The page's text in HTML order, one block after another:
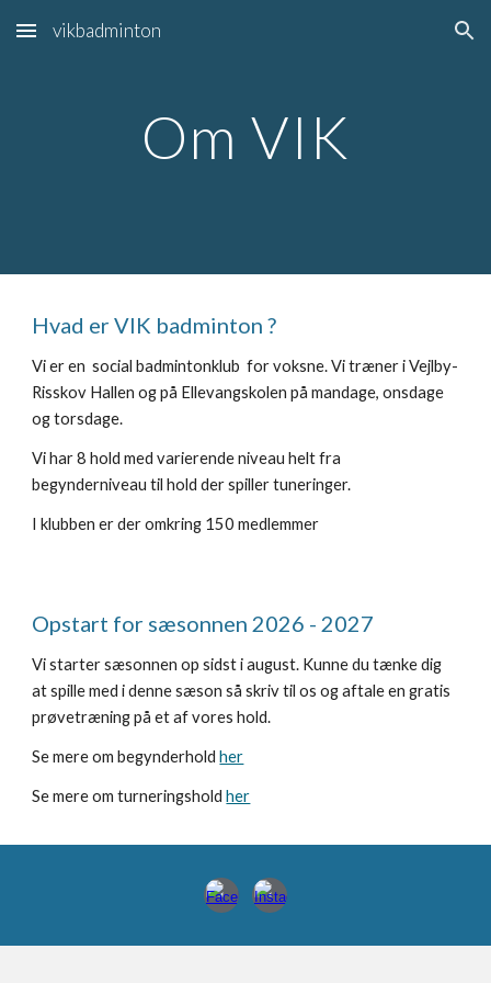
Skip to main content Skip to navigation
vikbadminton
Om VIK
Hvad er VIK badminton ?
Vi er en social badmintonklub for voksne. Vi træner i Vejlby-
Risskov Hallen og på Ellevangskolen på mandage, onsdage
og torsdage.
Vi har 8 hold med varierende niveau helt fra
begynderniveau til hold der spiller tuneringer.
I klubben er der omkring 150 medlemmer
Opstart for sæsonnen 2026 - 2027
Vi starter sæsonnen op sidst i august. Kunne du tænke dig
at spille med i denne sæson så skriv til os og aftale en gratis
prøvetræning på et af vores hold.
Se mere om begynderholdher
Se mere om turneringsholdher